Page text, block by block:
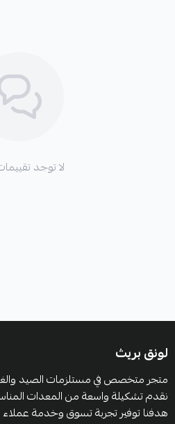
لا توجد
لونق بريث
متجر متخصص في مستلزمات الصيد
نقدم تشكيلة واسعة من المعدات
هدفنا توفير تجربة تسوق وخدمة عملاء